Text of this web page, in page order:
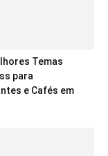
Temas
para
e Cafés em